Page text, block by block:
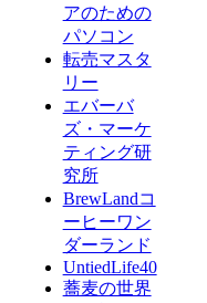
アのための
パソコン
転売マスタ
リー
エバーバ
ズ・マーケ
ティング研
究所
BrewLandコ
ーヒーワン
ダーランド
UntiedLife40
蕎麦の世界